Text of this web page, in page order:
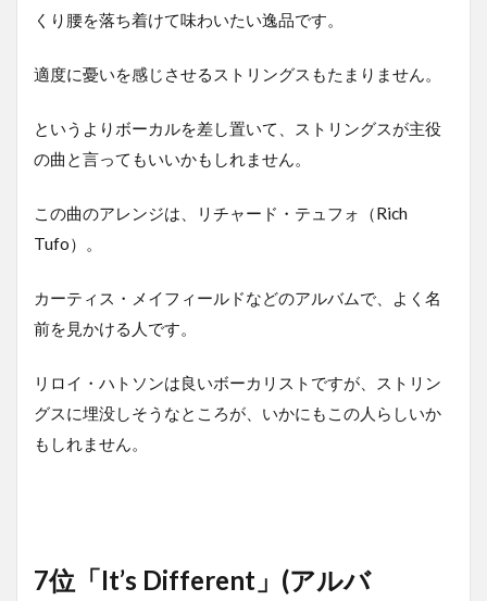
くり腰を落ち着けて味わいたい逸品です。
適度に憂いを感じさせるストリングスもたまりません。
というよりボーカルを差し置いて、ストリングスが主役
の曲と言ってもいいかもしれません。
この曲のアレンジは、リチャード・テュフォ（Rich
Tufo）。
カーティス・メイフィールドなどのアルバムで、よく名
前を見かける人です。
リロイ・ハトソンは良いボーカリストですが、ストリン
グスに埋没しそうなところが、いかにもこの人らしいか
もしれません。
7位「It’s Different」(アルバ